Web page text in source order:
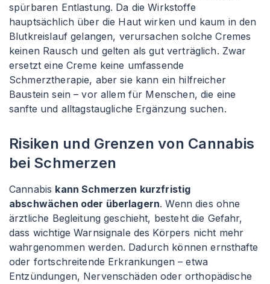
spürbaren Entlastung. Da die Wirkstoffe
hauptsächlich über die Haut wirken und kaum in den
Blutkreislauf gelangen, verursachen solche Cremes
keinen Rausch und gelten als gut verträglich. Zwar
ersetzt eine Creme keine umfassende
Schmerztherapie, aber sie kann ein hilfreicher
Baustein sein – vor allem für Menschen, die eine
sanfte und alltagstaugliche Ergänzung suchen.
Risiken und Grenzen von Cannabis
bei Schmerzen
Cannabis kann Schmerzen kurzfristig
abschwächen oder überlagern. Wenn dies ohne
ärztliche Begleitung geschieht, besteht die Gefahr,
dass wichtige Warnsignale des Körpers nicht mehr
wahrgenommen werden. Dadurch können ernsthafte
oder fortschreitende Erkrankungen – etwa
Entzündungen, Nervenschäden oder orthopädische